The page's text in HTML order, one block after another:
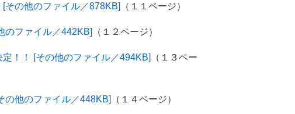
その他のファイル／878KB] （１１ページ）
のファイル／442KB] （１２ページ）
！！ [その他のファイル／494KB]
（１３ペー
の他のファイル／448KB] （１４ページ）